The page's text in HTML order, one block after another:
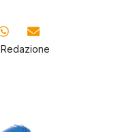
Redazione